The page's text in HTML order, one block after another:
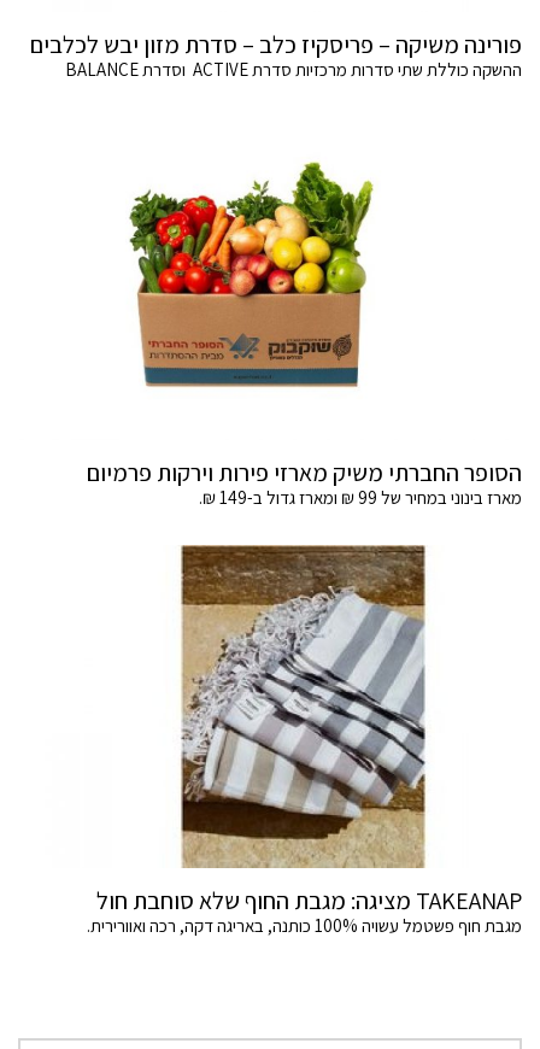
פורינה משיקה – פריסקיז כלב – סדרת מזון יבש לכלבים
ההשקה כוללת שתי סדרות מרכזיות סדרת ACTIVE וסדרת BALANCE
הסופר החברתי משיק מארזי פירות וירקות פרמיום
מארז בינוני במחיר של 99 ₪ ומארז גדול ב-149 ₪.
TAKEANAP מציגה: מגבת החוף שלא סוחבת חול
מגבת חוף פשטמל עשויה 100% כותנה, באריגה דקה, רכה ואוורירית.